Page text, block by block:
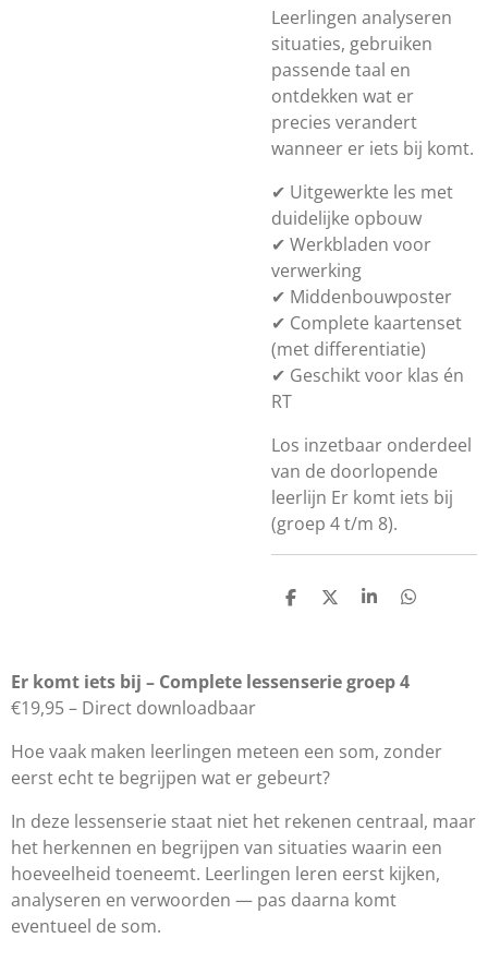
Leerlingen analyseren
situaties, gebruiken
passende taal en
ontdekken wat er
precies verandert
wanneer er iets bij komt.
✔ Uitgewerkte les met
duidelijke opbouw
✔ Werkbladen voor
verwerking
✔ Middenbouwposter
✔ Complete kaartenset
(met differentiatie)
✔ Geschikt voor klas én
RT
Los inzetbaar onderdeel
van de doorlopende
leerlijn Er komt iets bij
(groep 4 t/m 8).
D
D
S
D
n
Er komt iets bij – Complete lessenserie groep 4
€19,95 – Direct downloadbaar
Hoe vaak maken leerlingen meteen een som, zonder
eerst echt te begrijpen wat er gebeurt?
In deze lessenserie staat niet het rekenen centraal, maar
het herkennen en begrijpen van situaties waarin een
hoeveelheid toeneemt. Leerlingen leren eerst kijken,
analyseren en verwoorden — pas daarna komt
eventueel de som.